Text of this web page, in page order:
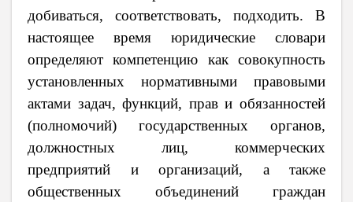
добиваться, соответствовать, подходить. В
настоящее время юридические словари
определяют компетенцию как совокупность
установленных нормативными правовыми
актами задач, функций, прав и обязанностей
(полномочий) государственных органов,
должностных лиц, коммерческих
предприятий и организаций, а также
общественных объединений граждан